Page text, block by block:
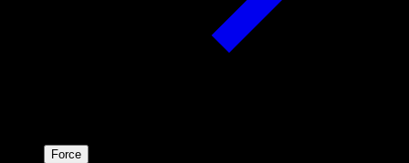
Force